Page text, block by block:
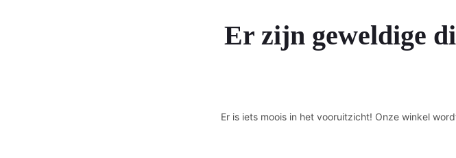
Er zijn geweldige
Er is iets moois in het vooruitzicht! Onze winkel